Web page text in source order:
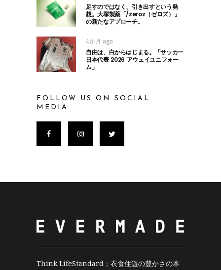
足すのではなく、引き出すという発
想。大塚製薬「/zeroz（ゼロズ）」
の新たなアプローチ。
4か月 ago
自由は、白からはじまる。「サッカー
日本代表 2026 アウェイユニフォー
ム」
FOLLOW US ON SOCIAL
MEDIA
Think LifeStandard；衣食住遊の豊かさの本